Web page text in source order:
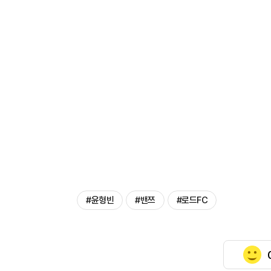
#윤형빈 #밴쯔 #로드FC